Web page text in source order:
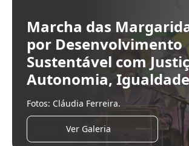
Marcha das
por Desenvolvimento
Sustentável com
Autonomia,
Fotos: Cláudia Ferreira.
Ver Galeria